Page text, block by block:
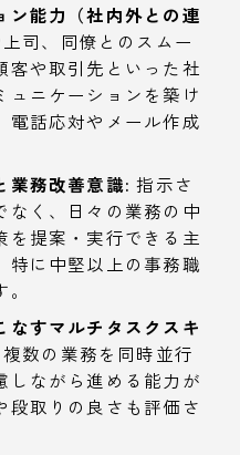
ン能力（社内外との連
司、同僚とのスムー
客や取引先といった社
ュニケーションを築け
電話応対やメール作成
業務改善意識: 指示さ
なく、日々の業務の中
を提案・実行できる主
特に中堅以上の事務職
なすマルチタスクスキ
数の業務を同時並行
しながら進める能力が
段取りの良さも評価さ